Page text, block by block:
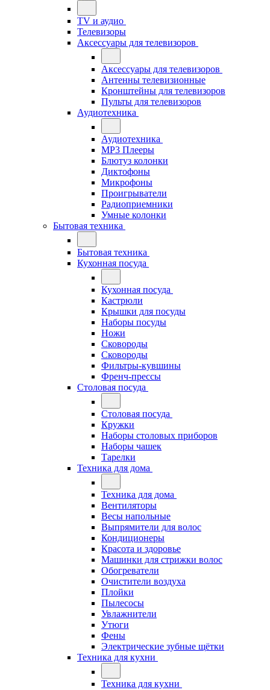
TV и аудио
Телевизоры
Аксессуары для телевизоров
Аксессуары для телевизоров
Антенны телевизионные
Кронштейны для телевизоров
Пульты для телевизоров
Аудиотехника
Аудиотехника
MP3 Плееры
Блютуз колонки
Диктофоны
Микрофоны
Проигрыватели
Радиоприемники
Умные колонки
Бытовая техника
Бытовая техника
Кухонная посуда
Кухонная посуда
Кастрюли
Крышки для посуды
Наборы посуды
Ножи
Сковороды
Сковороды
Фильтры-кувшины
Френч-прессы
Столовая посуда
Столовая посуда
Кружки
Наборы столовых приборов
Наборы чашек
Тарелки
Техника для дома
Техника для дома
Вентиляторы
Весы напольные
Выпрямители для волос
Кондиционеры
Красота и здоровье
Машинки для стрижки волос
Обогреватели
Очистители воздуха
Плойки
Пылесосы
Увлажнители
Утюги
Фены
Электрические зубные щётки
Техника для кухни
Техника для кухни